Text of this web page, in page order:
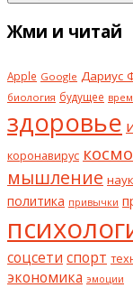
Жми и читай
Apple Google Дариус
биология будущее
здоровье
коронавирус
мышление
политика привычки
соцсети спорт
экономика эмоции